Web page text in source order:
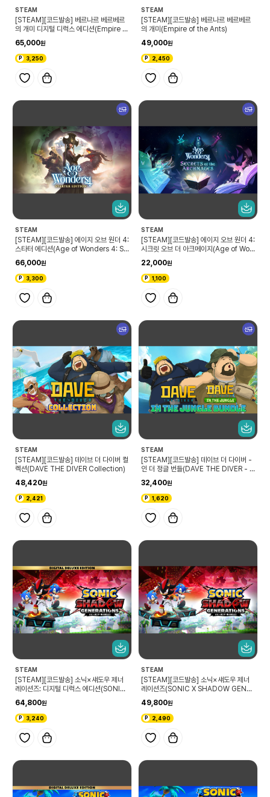
STEAM
[STEAM][코드발송] 베르나르 베르베르
의 개미 디지털 디럭스 에디션(Empire of
the Ants Digital Deluxe Edition)
65,000
3,250
STEAM
[STEAM][코드발송] 베르나르 베르베르
의 개미(Empire of the Ants)
49,000
2,450
신규
STEAM
[STEAM][코드발송] 에이지 오브 원더 4:
스타터 에디션(Age of Wonders 4: St
arter Edition)
66,000
3,300
신규
STEAM
[STEAM][코드발송] 에이지 오브 원더 4:
시크릿 오브 더 아크메이지(Age of Won
ders 4: Secrets of the Archmage
s)
22,000
1,100
신규
STEAM
[STEAM][코드발송] 데이브 더 다이버 컬
렉션(DAVE THE DIVER Collection)
48,420
2,421
신규
STEAM
[STEAM][코드발송] 데이브 더 다이버 -
인 더 정글 번들(DAVE THE DIVER - I
n the Jungle Bundle)
32,400
1,620
STEAM
[STEAM][코드발송] 소닉×섀도우 제너
레이션즈: 디지털 디럭스 에디션(SONIC
X SHADOW GENERATIONS Digital
Deluxe Edition)
64,800
3,240
STEAM
[STEAM][코드발송] 소닉×섀도우 제너
레이션즈(SONIC X SHADOW GENER
ATIONS)
49,800
2,490